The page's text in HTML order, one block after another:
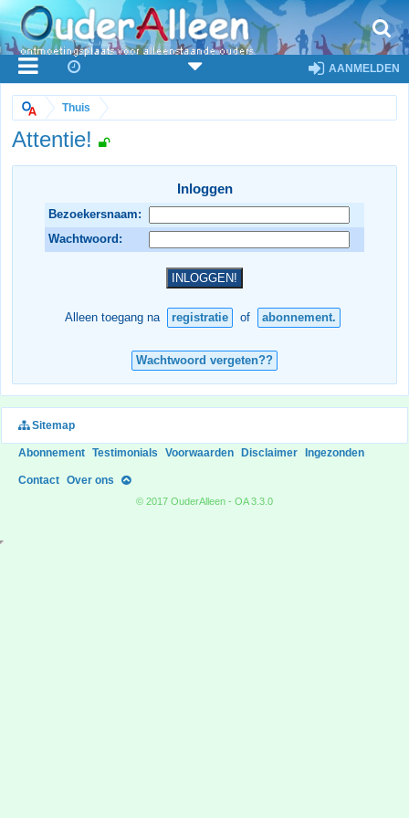
AANMELDEN
Thuis
Attentie!
Inloggen
Bezoekersnaam:
Wachtwoord:
Alleen toegang na registratie of abonnement.
Wachtwoord vergeten??
Sitemap
Abonnement Testimonials Voorwaarden Disclaimer Ingezonden
Contact Over ons
© 2017 OuderAlleen - OA 3.3.0